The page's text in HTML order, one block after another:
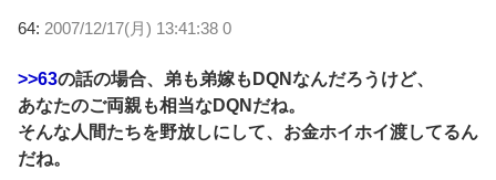
64: 2007/12/17(月) 13:41:38 0
>>63の話の場合、弟も弟嫁もDQNなんだろうけど、
あなたのご両親も相当なDQNだね。
そんな人間たちを野放しにして、お金ホイホイ渡してるん
だね。